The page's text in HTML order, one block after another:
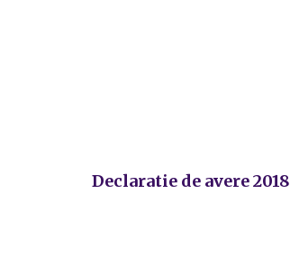
Declaratie de avere 2018